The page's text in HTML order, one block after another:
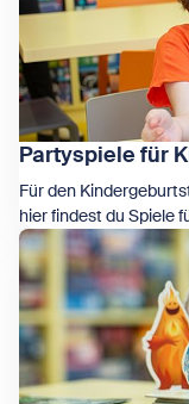
Partyspiele für
Für den
hier findest du Spiele
Zeige Partyspiele